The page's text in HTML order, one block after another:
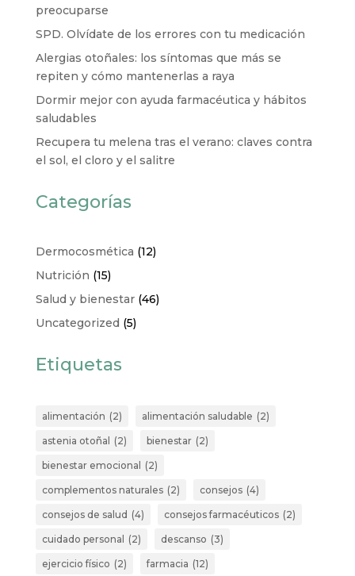
preocuparse
SPD. Olvídate de los errores con tu medicación
Alergias otoñales: los síntomas que más se
repiten y cómo mantenerlas a raya
Dormir mejor con ayuda farmacéutica y hábitos
saludables
Recupera tu melena tras el verano: claves contra
el sol, el cloro y el salitre
Categorías
Dermocosmética (12)
Nutrición (15)
Salud y bienestar(46)
Uncategorized (5)
Etiquetas
alimentación (2) alimentación saludable (2)
astenia otoñal (2) bienestar (2)
bienestar emocional (2)
complementos naturales (2) consejos (4)
consejos de salud (4) consejos farmacéuticos (2)
cuidado personal (2) descanso (3)
ejercicio físico (2) farmacia (12)